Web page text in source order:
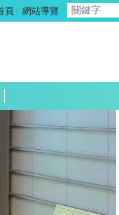
頁 網站導覽